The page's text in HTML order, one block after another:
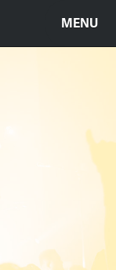
MENU